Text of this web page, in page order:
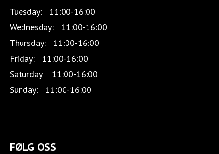
Tuesday:
11:00-16:00
Wednesday:
11:00-16:00
Thursday:
11:00-16:00
Friday:
11:00-16:00
Saturday:
11:00-16:00
Sunday:
11:00-16:00
FØLG OSS